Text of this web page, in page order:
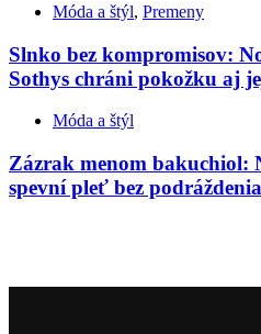
Móda a štýl, Premeny
Slnko bez kompromisov:
Sothys chráni pokožku aj
Móda a štýl
Zázrak menom bakuchiol:
spevní pleť bez podráždenia